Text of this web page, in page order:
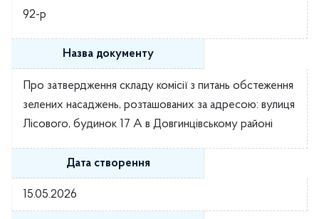
Проєкти рішень виконавчого комітету
92-р
Назва документу
Про затвердження складу комісії з питань обстеження
зелених насаджень, розташованих за адресою: вулиця
Лісового, будинок 17 А в Довгинцівському районі
Дата створення
15.05.2026